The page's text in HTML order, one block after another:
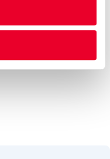
men er
at den er merket